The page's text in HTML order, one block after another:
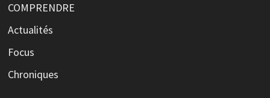
COMPRENDRE
Actualités
Focus
Chroniques